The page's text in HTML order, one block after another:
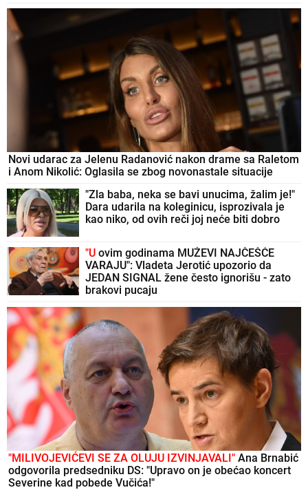
Novi udarac za Jelenu Radanović nakon drame sa Raletom
i Anom Nikolić: Oglasila se zbog novonastale situacije
"Zla baba, neka se bavi unucima, žalim je!"
Dara udarila na koleginicu, isprozivala je
kao niko, od ovih reči joj neće biti dobro
"U ovim godinama MUŽEVI NAJČEŠĆE
VARAJU": Vladeta Jerotić upozorio da
JEDAN SIGNAL žene često ignorišu - zato
brakovi pucaju
"MILIVOJEVIĆEVI SE ZA OLUJU IZVINJAVALI" Ana Brnabić
odgovorila predsedniku DS: "Upravo on je obećao koncert
Severine kad pobede Vučića!"